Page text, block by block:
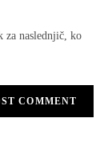
za naslednjič, ko